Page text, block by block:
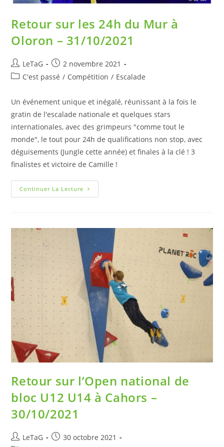
Retour sur les 24h du Mur à
Oloron – 31/10/2021
LeTaG
2 novembre 2021
C'est passé / Compétition / Escalade
Un événement unique et inégalé, réunissant à la fois le
gratin de l'escalade nationale et quelques stars
internationales, avec des grimpeurs "comme tout le
monde", le tout pour 24h de qualifications non stop, avec
déguisements (Jungle cette année) et finales à la clé ! 3
finalistes et victoire de Camille !
Continuer La Lecture
Retour sur l’Open national de
bloc U12 U14 à Cahors –
30/10/2021
LeTaG
30 octobre 2021